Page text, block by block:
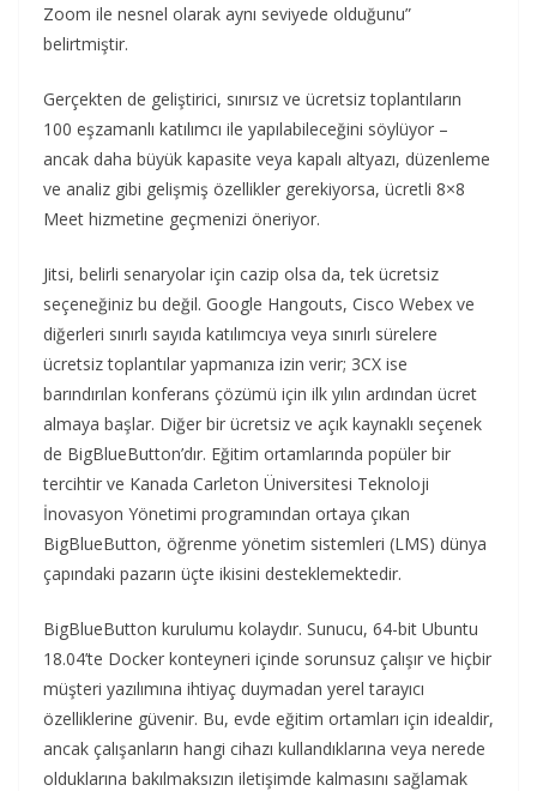
Zoom ile nesnel olarak aynı seviyede olduğunu”
belirtmiştir.
Gerçekten de geliştirici, sınırsız ve ücretsiz toplantıların
100 eşzamanlı katılımcı ile yapılabileceğini söylüyor –
ancak daha büyük kapasite veya kapalı altyazı, düzenleme
ve analiz gibi gelişmiş özellikler gerekiyorsa, ücretli 8×8
Meet hizmetine geçmenizi öneriyor.
Jitsi, belirli senaryolar için cazip olsa da, tek ücretsiz
seçeneğiniz bu değil. Google Hangouts, Cisco Webex ve
diğerleri sınırlı sayıda katılımcıya veya sınırlı sürelere
ücretsiz toplantılar yapmanıza izin verir; 3CX ise
barındırılan konferans çözümü için ilk yılın ardından ücret
almaya başlar. Diğer bir ücretsiz ve açık kaynaklı seçenek
de BigBlueButton’dır. Eğitim ortamlarında popüler bir
tercihtir ve Kanada Carleton Üniversitesi Teknoloji
İnovasyon Yönetimi programından ortaya çıkan
BigBlueButton, öğrenme yönetim sistemleri (LMS) dünya
çapındaki pazarın üçte ikisini desteklemektedir.
BigBlueButton kurulumu kolaydır. Sunucu, 64-bit Ubuntu
18.04’te Docker konteyneri içinde sorunsuz çalışır ve hiçbir
müşteri yazılımına ihtiyaç duymadan yerel tarayıcı
özelliklerine güvenir. Bu, evde eğitim ortamları için idealdir,
ancak çalışanların hangi cihazı kullandıklarına veya nerede
olduklarına bakılmaksızın iletişimde kalmasını sağlamak